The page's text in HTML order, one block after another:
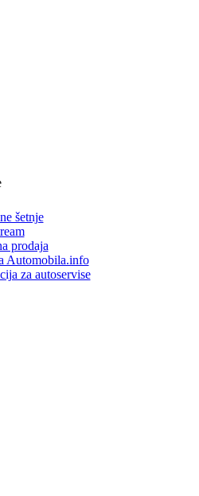
šetnje
prodaja
Automobila.info
za autoservise